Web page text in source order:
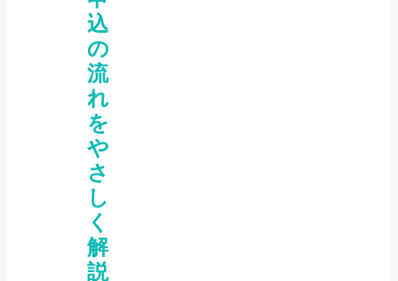
込
の
流
れ
を
や
さ
し
く
解
説